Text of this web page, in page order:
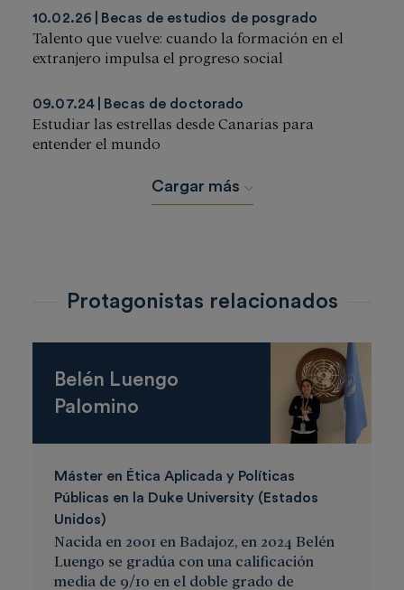
10.02.26 Becas de estudios de posgrado
Talento que vuelve: cuando la formación en el
extranjero impulsa el progreso social
09.07.24 Becas de doctorado
Estudiar las estrellas desde Canarias para
entender el mundo
Cargar más
Protagonistas relacionados
Belén Luengo
Palomino
Máster en Ética Aplicada y Políticas
Públicas en la Duke University (Estados
Unidos)
Nacida en 2001 en Badajoz, en 2024 Belén
Luengo se gradúa con una calificación
media de 9/10 en el doble grado de